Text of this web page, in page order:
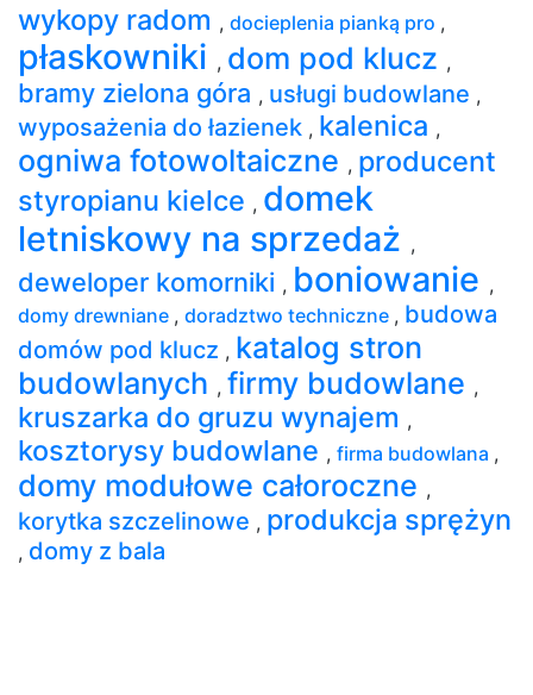
wykopy radom , docieplenia pianką pro ,
płaskowniki , dom pod klucz ,
bramy zielona góra , usługi budowlane ,
wyposażenia do łazienek , kalenica ,
ogniwa fotowoltaiczne , producent
styropianu kielce , domek
letniskowy na sprzedaż ,
deweloper komorniki , boniowanie ,
domy drewniane , doradztwo techniczne , budowa
domów pod klucz , katalog stron
budowlanych , firmy budowlane ,
kruszarka do gruzu wynajem ,
kosztorysy budowlane , firma budowlana ,
domy modułowe całoroczne ,
korytka szczelinowe , produkcja sprężyn
, domy z bala